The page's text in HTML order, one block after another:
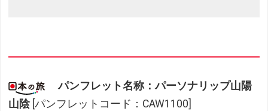
パンフレット名称：パーソナリップ山陽
山陰 [パンフレットコード：CAW1100]